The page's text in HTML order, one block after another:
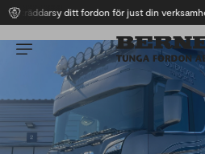
Skräddarsy ditt fordon för just din verksamhet